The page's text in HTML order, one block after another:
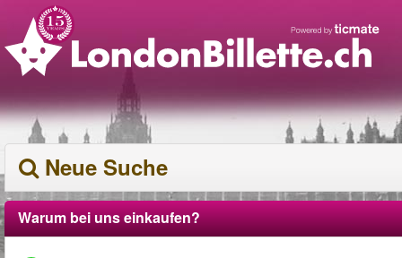
Neue Suche
Warum bei uns einkaufen?